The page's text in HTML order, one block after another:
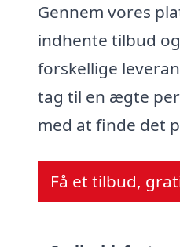
Gennem vores
indhente tilbud
forskellige
tag til en ægte
med at finde det
Få et tilbud,